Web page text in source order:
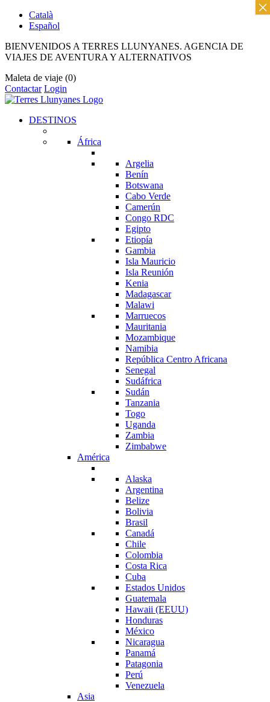
Català
Español
BIENVENIDOS A TERRES LLUNYANES. AGENCIA DE
VIAJES DE AVENTURA Y ALTERNATIVOS
Maleta de viaje (0)
Contactar Login
DESTINOS
África
Argelia
Benín
Botswana
Cabo Verde
Camerún
Congo RDC
Egipto
Etiopía
Gambia
Isla Mauricio
Isla Reunión
Kenia
Madagascar
Malawi
Marruecos
Mauritania
Mozambique
Namibia
República Centro Africana
Senegal
Sudáfrica
Sudán
Tanzania
Togo
Uganda
Zambia
Zimbabwe
América
Alaska
Argentina
Belize
Bolivia
Brasil
Canadá
Chile
Colombia
Costa Rica
Cuba
Estados Unidos
Guatemala
Hawaii (EEUU)
Honduras
México
Nicaragua
Panamá
Patagonia
Perú
Venezuela
Asia
×